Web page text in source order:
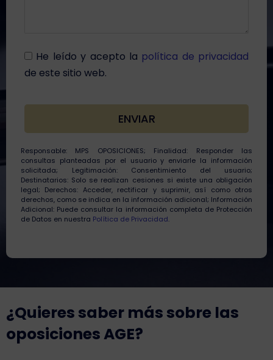
He leído y acepto la política de privacidad
de este sitio web.
Responsable: MPS OPOSICIONES; Finalidad: Responder las
consultas planteadas por el usuario y enviarle la información
solicitada; Legitimación: Consentimiento del usuario;
Destinatarios: Solo se realizan cesiones si existe una obligación
legal; Derechos: Acceder, rectificar y suprimir, así como otros
derechos, como se indica en la información adicional; Información
Adicional: Puede consultar la información completa de Protección
de Datos en nuestra Política de Privacidad.
¿Quieres saber más sobre las
oposiciones AGE?